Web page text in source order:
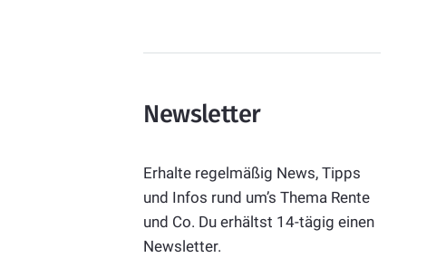
Newsletter
Erhalte regelmäßig News, Tipps
und Infos rund um’s Thema Rente
und Co. Du erhältst 14-tägig einen
Newsletter.